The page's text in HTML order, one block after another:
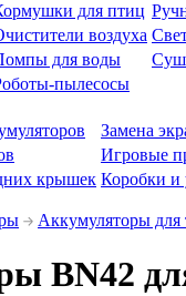
для птиц
воздуха
для воды
пылесосы
Замена
Игровые
крышек Коробки и
Аккумуляторы для
BN42